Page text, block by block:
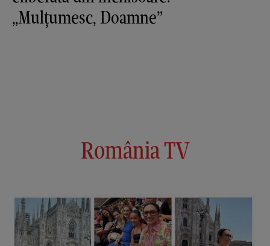
„Mulțumesc, Doamne”
România TV